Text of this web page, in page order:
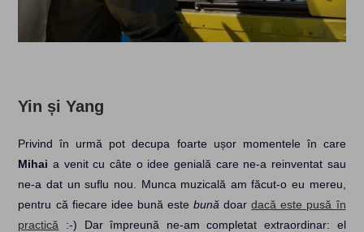
Yin și Yang
Privind în urmă pot decupa foarte ușor momentele în care
Mihai a venit cu câte o idee genială care ne-a reinventat sau
ne-a dat un suflu nou. Munca muzicală am făcut-o eu mereu,
pentru că fiecare idee bună estebună doardacă este pusă în
practică :-) Dar împreună ne-am completat extraordinar: el